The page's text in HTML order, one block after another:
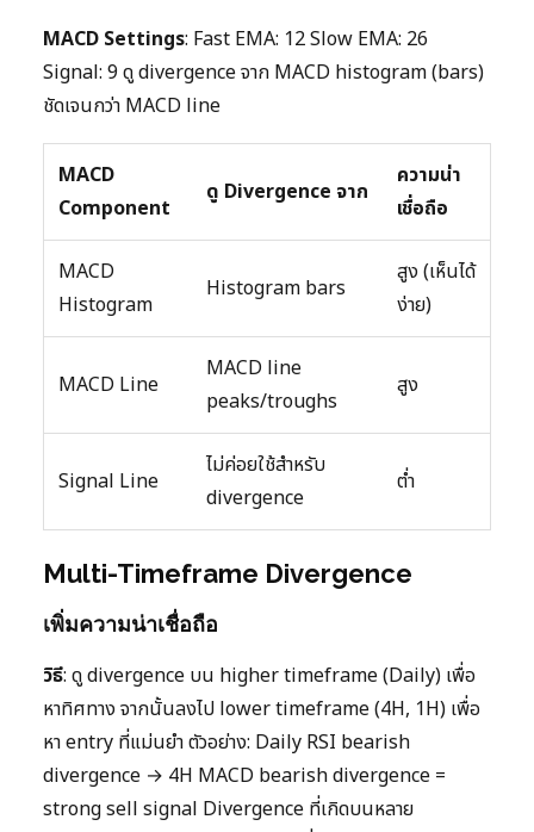
MACD Settings: Fast EMA: 12 Slow EMA: 26
Signal: 9 ดู divergence จาก MACD histogram (bars)
ชัดเจนกว่า MACD line
MACD
Component
ดู Divergence จาก
ความน่า
เชื่อถือ
MACD
Histogram
Histogram bars
สูง (เห็นได้
ง่าย)
MACD Line
MACD line
peaks/troughs
สูง
Signal Line
ไม่ค่อยใช้สำหรับ
divergence
ต่ำ
Multi-Timeframe Divergence
เพิ่มความน่าเชื่อถือ
วิธี: ดู divergence บน higher timeframe (Daily) เพื่อ
หาทิศทาง จากนั้นลงไป lower timeframe (4H, 1H) เพื่อ
หา entry ที่แม่นยำ ตัวอย่าง: Daily RSI bearish
divergence → 4H MACD bearish divergence =
strong sell signal Divergence ที่เกิดบนหลาย